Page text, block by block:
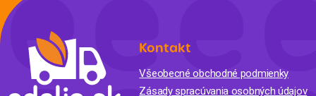
Kontakt
Všeobecné obchodné podmienky
Zásady spracúvania osobných údajov